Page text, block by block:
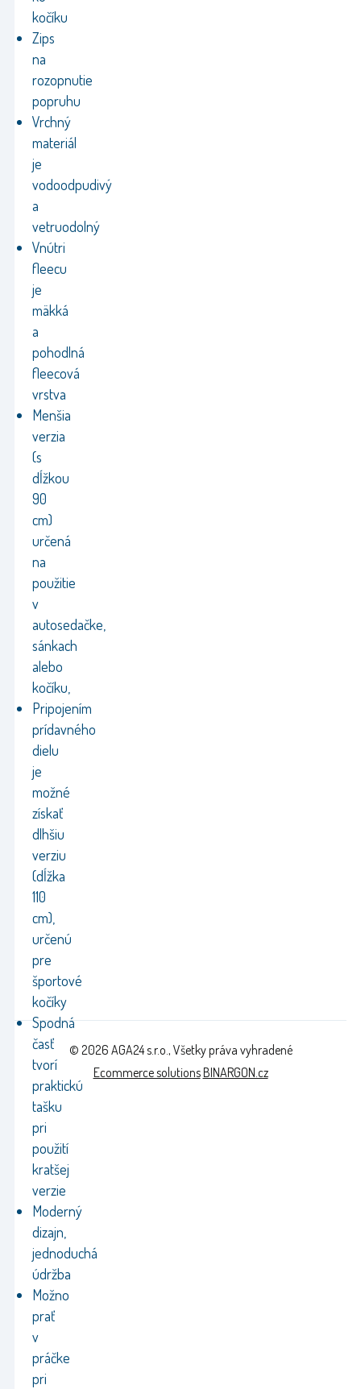
kočíku
Zips
na
rozopnutie
popruhu
Vrchný
materiál
je
vodoodpudivý
a
vetruodolný
Vnútri
fleecu
je
mäkká
a
pohodlná
fleecová
vrstva
Menšia
verzia
(s
dĺžkou
90
cm)
určená
na
použitie
v
autosedačke,
sánkach
alebo
kočíku,
Pripojením
prídavného
dielu
je
možné
získať
dlhšiu
verziu
(dĺžka
110
cm),
určenú
pre
športové
kočíky
Spodná
časť
tvorí
praktickú
tašku
pri
použití
kratšej
verzie
Moderný
dizajn,
jednoduchá
údržba
Možno
prať
v
práčke
pri
© 2026 AGA24 s.r.o., Všetky práva vyhradené
Ecommerce solutionsBINARGON.cz